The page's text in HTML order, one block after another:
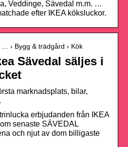
Veddinge, Sävedal m.m. …
efter IKEA köksluckor.
› Bygg & trädgård › Kök
Sävedal säljes i
marknadsplats, bilar,
erbjudanden från IKEA
senaste SÄVEDAL
och njut av dom billigaste